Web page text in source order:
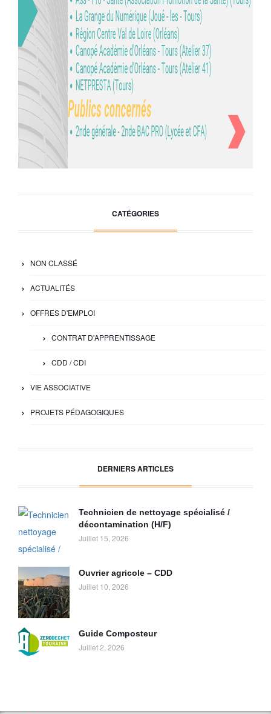
CATÉGORIES
NON CLASSÉ
ACTUALITÉS
OFFRES D'EMPLOI
CONTRAT D'APPRENTISSAGE
CDD / CDI
VIE ASSOCIATIVE
PROJETS PÉDAGOGIQUES
DERNIERS ARTICLES
Technicien de nettoyage spécialisé /
décontamination (H/F)
Juillet 15, 2026
Ouvrier agricole – CDD
Juillet 10, 2026
Guide Composteur
Juillet 2, 2026